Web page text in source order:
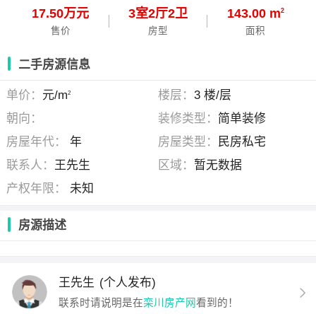
17.50万元
售价
3室2厅2卫
房型
143.00 m2
面积
二手房源信息
单价： 元/m2 楼层： 3 楼/层
朝向：
装修类型： 简单装修
房屋年代：
年 房屋类型： 民房私宅
联系人： 王先生 区域： 暂无数据
产权年限：
未知
房源描述
王先生 (个人发布)
联系时请说明是在栾川房产网看到的！